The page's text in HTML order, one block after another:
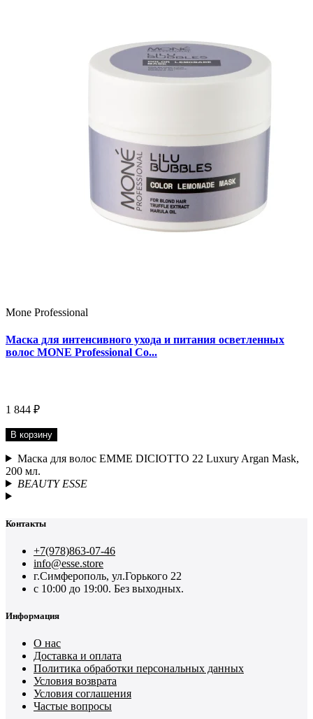
Mone Professional
Маска для интенсивного ухода и питания осветленных
волос MONE Professional Co...
1 844 ₽
В корзину
Маска для волос EMME DICIOTTO 22 Luxury Argan Mask,
200 мл.
BEAUTY ESSE
Контакты
+7(978)863-07-46
info@esse.store
г.Симферополь, ул.Горького 22
с 10:00 до 19:00. Без выходных.
Информация
О нас
Доставка и оплата
Политика обработки персональных данных
Условия возврата
Условия соглашения
Частые вопросы